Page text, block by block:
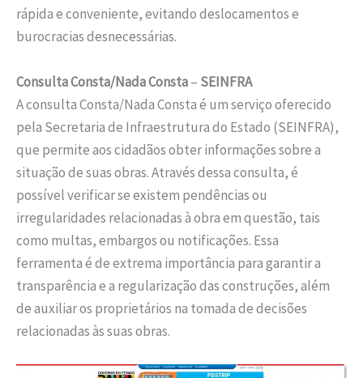
rápida e conveniente, evitando deslocamentos e
burocracias desnecessárias.
Consulta Consta/Nada Consta– SEINFRA
A consulta Consta/Nada Consta é um serviço oferecido
pela Secretaria de Infraestrutura do Estado (SEINFRA),
que permite aos cidadãos obter informações sobre a
situação de suas obras. Através dessa consulta, é
possível verificar se existem pendências ou
irregularidades relacionadas à obra em questão, tais
como multas, embargos ou notificações. Essa
ferramenta é de extrema importância para garantir a
transparência e a regularização das construções, além
de auxiliar os proprietários na tomada de decisões
relacionadas às suas obras.